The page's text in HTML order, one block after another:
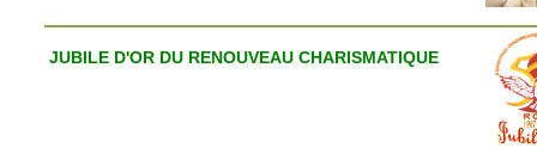
JUBILE D'OR DU RENOUVEAU CHARISMATIQUE